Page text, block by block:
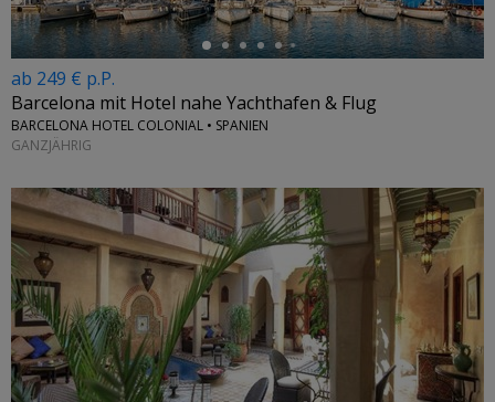
ab 249 € p.P.
Barcelona mit Hotel nahe Yachthafen & Flug
BARCELONA HOTEL COLONIAL • SPANIEN
GANZJÄHRIG